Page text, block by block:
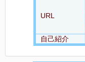
URL
自己紹介